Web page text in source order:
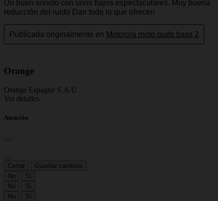
Orange
Orange Espagne S.A.U
Ver detalles
Atención
Cerrar
Guardar cambios
No
Sí
No
Sí
No
Sí